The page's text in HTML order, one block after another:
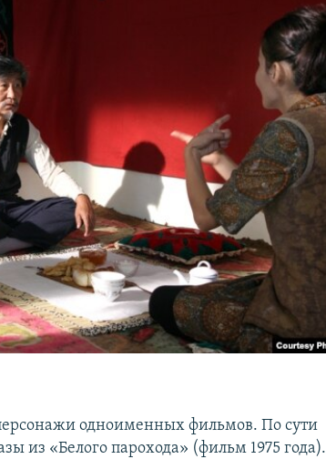
одноименных фильмов. По сути
из «Белого парохода» (фильм 1975 года).